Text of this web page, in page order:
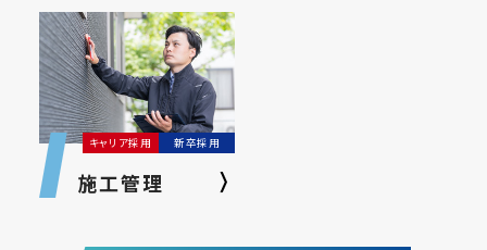
キャリア採用 新卒採用
施工管理